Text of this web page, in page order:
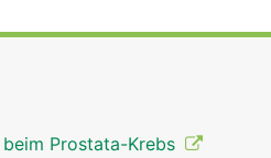
Prostata-Krebs